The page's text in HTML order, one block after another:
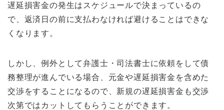
遅延損害金の発生はスケジュールで決まっているの
で、返済日の前に支払わなければ避けることはできな
くなります。
しかし、例外として弁護士・司法書士に依頼をして債
務整理が進んでいる場合、元金や遅延損害金を含めた
交渉をすることになるので、新規の遅延損害金も交渉
次第ではカットしてもらうことができます。